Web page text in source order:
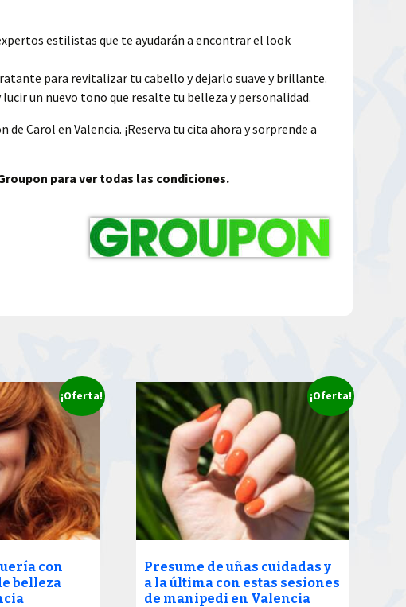
estilistas que te ayudarán a encontrar el look
para revitalizar tu cabello y dejarlo suave y brillante.
un nuevo tono que resalte tu belleza y personalidad.
Carol en Valencia. ¡Reserva tu cita ahora y sorprende a
para ver todas las condiciones.
¡Oferta!
con
belleza
¡Oferta!
Presume de uñas cuidadas y
a la última con estas sesiones
de manipedi en Valencia